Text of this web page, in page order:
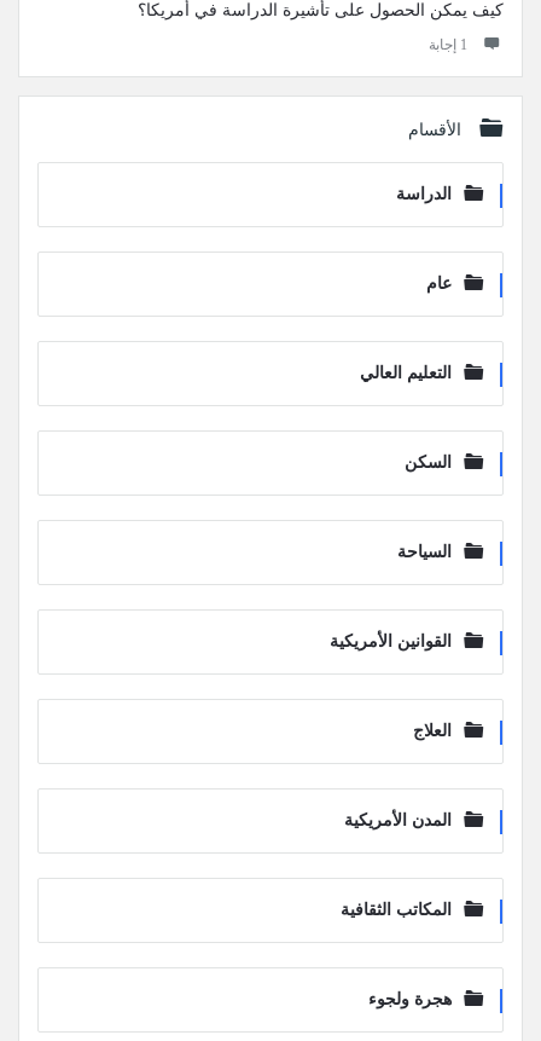
كيف يمكن الحصول على تأشيرة الدراسة في أمريكا؟
‫1 إجابة
الأقسام
الدراسة
عام
التعليم العالي
السكن
السياحة
القوانين الأمريكية
العلاج
المدن الأمريكية
المكاتب الثقافية
هجرة ولجوء